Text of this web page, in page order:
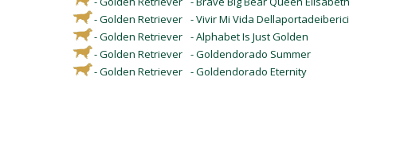
- Golden Retriever - Vivir Mi Vida Dellaportadeiberici
- Golden Retriever - Alphabet Is Just Golden
- Golden Retriever - Goldendorado Summer
- Golden Retriever - Goldendorado Eternity